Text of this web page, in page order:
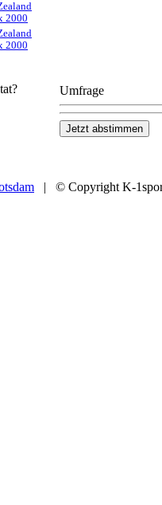
2000
2000
Umfrage
| © Copyright K-